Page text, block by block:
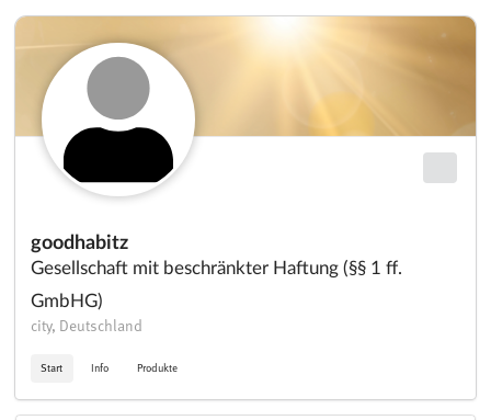
goodhabitz
Gesellschaft mit beschränkter Haftung (§§ 1 ff.
GmbHG)
city, Deutschland
Start Info Produkte